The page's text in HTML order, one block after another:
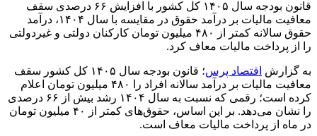
قانون بودجه سال ۱۴۰۵ کل کشور با افزایش ۶۶ درصدی سقف
معافیت مالیات بر درآمد حقوق در مقایسه با سال ۱۴۰۴، درآمد
حقوق سالانه کمتر از ۴۸۰ میلیون تومان کارکنان دولتی و غیردولتی
را از پرداخت مالیات معاف کرد.
به گزارش اقتصاد پرس
؛ قانون بودجه سال ۱۴۰۵ کل کشور سقف
معافیت مالیات بر درآمد سالانه افراد را ۴۸۰ میلیون تومان اعلام
کرده است؛ رقمی که نسبت به سال ۱۴۰۴ رشد بیش از ۶۶ درصدی
را نشان می‌دهد. بر این اساس، حقوق‌های کمتر از ۴۰ میلیون تومان
در ماه از پرداخت مالیات معاف است.